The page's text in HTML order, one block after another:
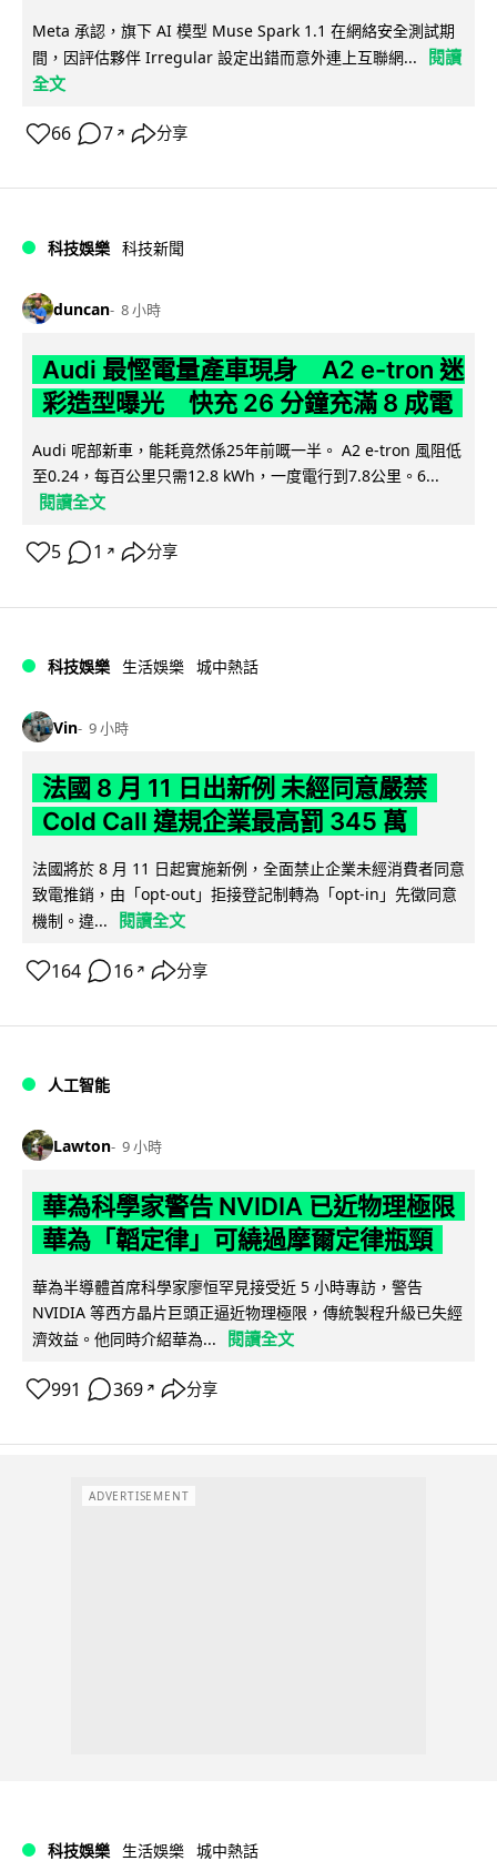
Meta 承認，旗下 AI 模型 Muse Spark 1.1 在網絡安全測試期
間，因評估夥伴 Irregular 設定出錯而意外連上互聯網...
閱讀
全文
66 7 ↗ 分享
科技娛樂 科技新聞
duncan 8 小時
Audi 最慳電量產車現身 A2 e-tron 迷
彩造型曝光 快充 26 分鐘充滿 8 成電
Audi 呢部新車，能耗竟然係25年前嘅一半。 A2 e-tron 風阻低
至0.24，每百公里只需12.8 kWh，一度電行到7.8公里。6...
閱讀全文
5 1 ↗ 分享
科技娛樂 生活娛樂 城中熱話
Vin 9 小時
法國 8 月 11 日出新例 未經同意嚴禁
Cold Call 違規企業最高罰 345 萬
法國將於 8 月 11 日起實施新例，全面禁止企業未經消費者同意
致電推銷，由「opt-out」拒接登記制轉為「opt-in」先徵同意
機制。違...
閱讀全文
164 16 ↗ 分享
人工智能
Lawton 9 小時
華為科學家警告 NVIDIA 已近物理極限
華為「韜定律」可繞過摩爾定律瓶頸
華為半導體首席科學家廖恒罕見接受近 5 小時專訪，警告
NVIDIA 等西方晶片巨頭正逼近物理極限，傳統製程升級已失經
濟效益。他同時介紹華為...
閱讀全文
991 369 ↗ 分享
ADVERTISEMENT
科技娛樂 生活娛樂 城中熱話